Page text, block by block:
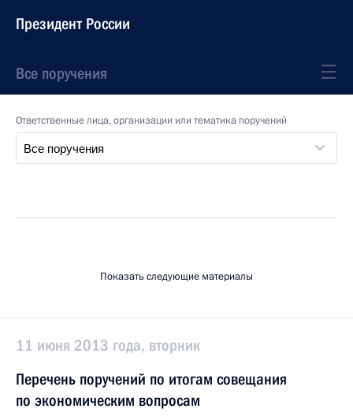
Президент России
Все поручения
Ответственные лица, организации или тематика поручений
Показать следующие материалы
11 июня 2013 года, вторник
Перечень поручений по итогам совещания
по экономическим вопросам